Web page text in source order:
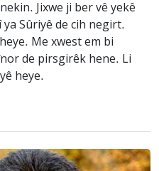
Jixwe ji ber vê yekê
Sûriyê de cih negirt.
Me xwest em bi
de pirsgirêk hene. Li
heye.